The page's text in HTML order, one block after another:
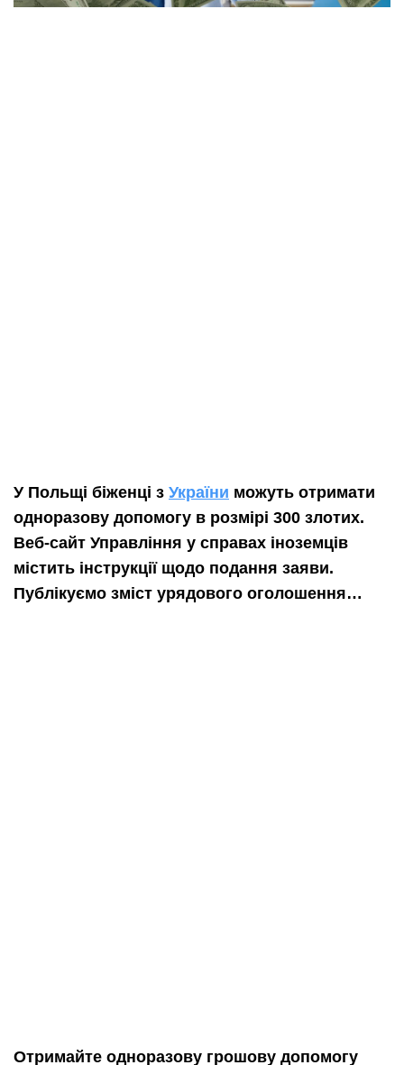
У Польщі біженці з України можуть отримати
одноразову допомогу в розмірі 300 злотих.
Веб-сайт Управління у справах іноземців
містить інструкції щодо подання заяви.
Публікуємо зміст урядового оголошення…
Отримайте одноразову грошову допомогу